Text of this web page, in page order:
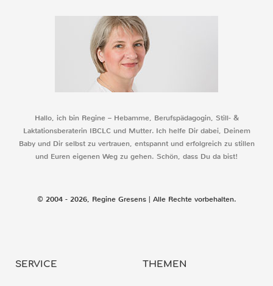
Hallo, ich bin Regine – Hebamme, Berufspädagogin, Still- &
Laktationsberaterin IBCLC und Mutter. Ich helfe Dir dabei, Deinem
Baby und Dir selbst zu vertrauen, entspannt und erfolgreich zu stillen
und Euren eigenen Weg zu gehen. Schön, dass Du da bist!
© 2004 - 2026, Regine Gresens | Alle Rechte vorbehalten.
SERVICE THEMEN